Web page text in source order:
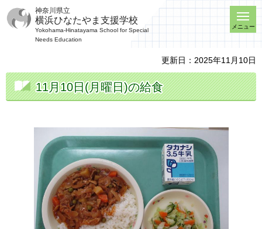
神奈川県立
横浜ひなたやま支援学校
Yokohama-Hinatayama School for Special
Needs Education
メニュー
更新日：2025年11月10日
11月10日(月曜日)の給食